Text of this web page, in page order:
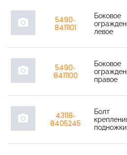
photo_camera
5490-
8411101
Боковое
левое
photo_camera
5490-
8411100
Боковое
правое
photo_camera
43118-
8405245
Болт
подножки